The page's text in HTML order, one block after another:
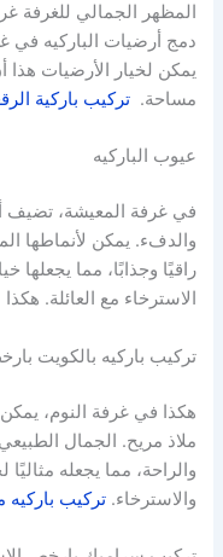
المظهر الجمالي للغرفة
دمج أرضيات الباركيه
يمكن لخيار الأرضيات هذا
مساحة.تركيب باركية
عيوب الباركيه
في غرفة المعيشة، تضيف
والدفء. يمكن لأنماطها
راقيًا وجذابًا، مما يجعلها
الاسترخاء مع العائلة. هكذا
تركيب باركيه بالكويت
هكذا في غرفة النوم،
ملاذ مريح. الجمال
والراحة، مما يجعله
والاسترخاء.تركيب باركيه